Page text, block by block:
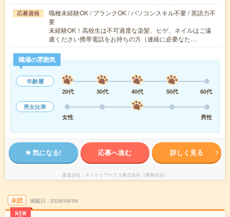
応募資格
職種未経験OK / ブランクOK / パソコンスキル不要 / 英語力不
要
未経験OK！高校生は不可過度な染髪、ヒゲ、ネイルはご遠
慮ください携帯電話をお持ちの方（連絡に必要なた…
職場の雰囲気
年齢層
20代
30代 40代 50代
60代
男女比率
女性
男性
気になる! 応募へ進む 詳しく見る
派遣会社 テイケイワークス株式会社（募集担当）
未読
NEW
掲載日 2026/08/06